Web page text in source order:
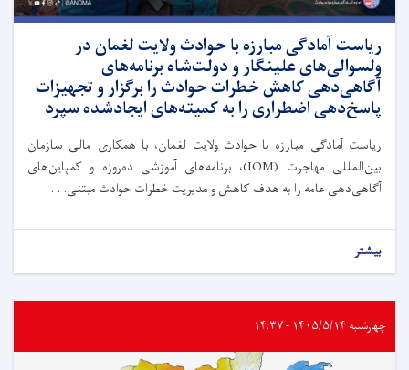
ریاست آمادگی مبارزه با حوادث ولایت لغمان در
ولسوالی‌های علینگار و دولت‌شاه برنامه‌های
آگاهی‌دهی کاهش خطرات حوادث را برگزار و تجهیزات
پاسخ‌دهی اضطراری را به کمیته‌های ایجادشده سپرد
ریاست آمادگی مبارزه با حوادث ولایت لغمان، با همکاری مالی سازمان
بین‌المللی مهاجرت (IOM)، برنامه‌های آموزشی ده‌روزه و کمپاین‌های
آگاهی‌دهی عامه را به هدف کاهش و مدیریت خطرات حوادث مبتنی. . .
بیشتر
چهارشنبه ۱۴۰۵/۵/۱۴ - ۱۴:۳۷